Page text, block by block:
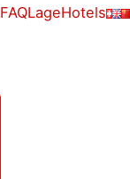
FAQLageHotels